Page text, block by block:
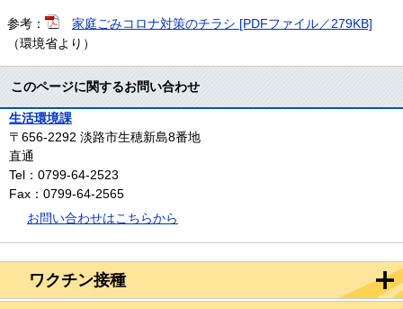
ワクチン接種
参考：
家庭ごみコロナ対策のチラシ [PDFファイル／279KB]
（環境省より）
このページに関するお問い合わせ
生活環境課
〒656-2292 淡路市生穂新島8番地
直通
Tel：0799-64-2523
Fax：0799-64-2565
お問い合わせはこちらから